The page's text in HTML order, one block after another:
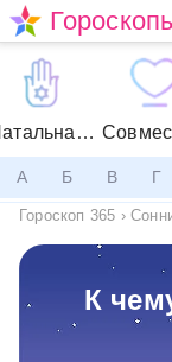
Натальная карта
А Б В Г
Гороскоп 365 ›
К